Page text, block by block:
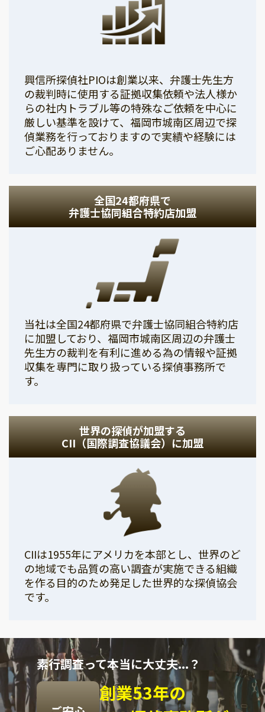
興信所探偵社PIOは創業以来、弁護士先生方
の裁判時に使用する証拠収集依頼や法人様か
らの社内トラブル等の特殊なご依頼を中心に
厳しい基準を設けて、福岡市城南区周辺で探
偵業務を行っておりますので実績や経験には
ご心配ありません。
全国24都府県で
弁護士協同組合特約店加盟
当社は全国24都府県で弁護士協同組合特約店
に加盟しており、福岡市城南区周辺の弁護士
先生方の裁判を有利に進める為の情報や証拠
収集を専門に取り扱っている探偵事務所で
す。
世界の探偵が加盟する
CII（国際調査協議会）に加盟
CIIは1955年にアメリカを本部とし、世界のど
の地域でも品質の高い調査が実施できる組織
を作る目的のため発足した世界的な探偵協会
です。
素行調査って本当に大丈夫...？
創業53年の